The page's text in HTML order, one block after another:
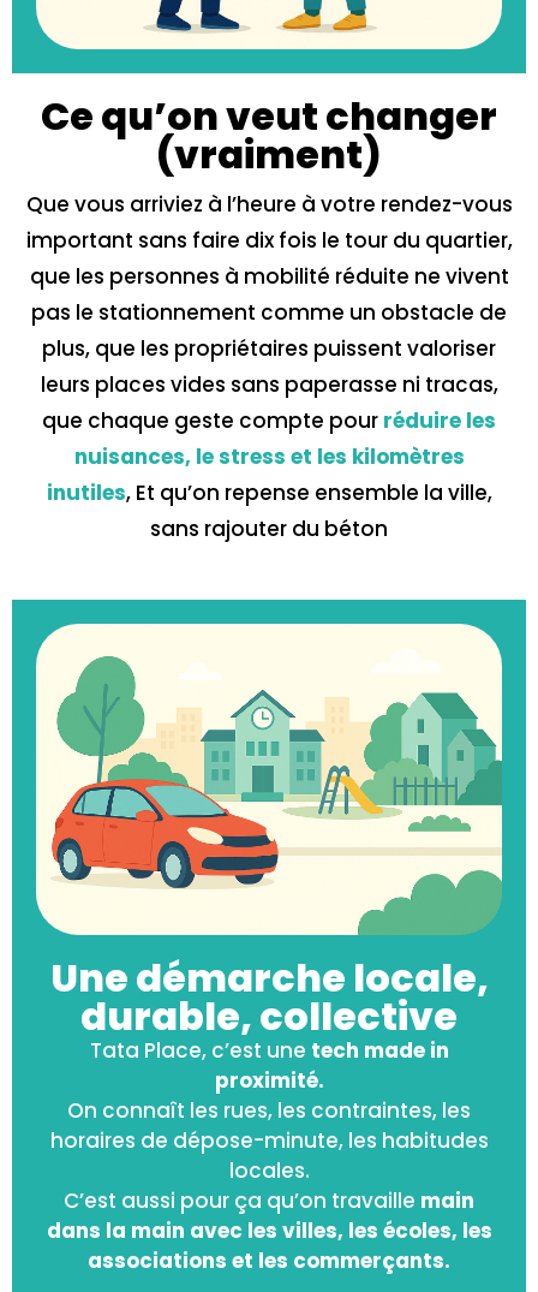
Ce qu’on veut changer
(vraiment)
Que vous arriviez à l’heure à votre rendez-vous
important sans faire dix fois le tour du quartier,
que les personnes à mobilité réduite ne vivent
pas le stationnement comme un obstacle de
plus, que les propriétaires puissent valoriser
leurs places vides sans paperasse ni tracas,
que chaque geste compte pour réduire les
nuisances, le stress et les kilomètres
inutiles, Et qu’on repense ensemble la ville,
sans rajouter du béton
Une démarche locale,
durable, collective​
Tata Place, c’est une tech made in
proximité.
On connaît les rues, les contraintes, les
horaires de dépose-minute, les habitudes
locales.
C’est aussi pour ça qu’on travaille main
dans la main avec les villes, les écoles, les
associations et les commerçants.